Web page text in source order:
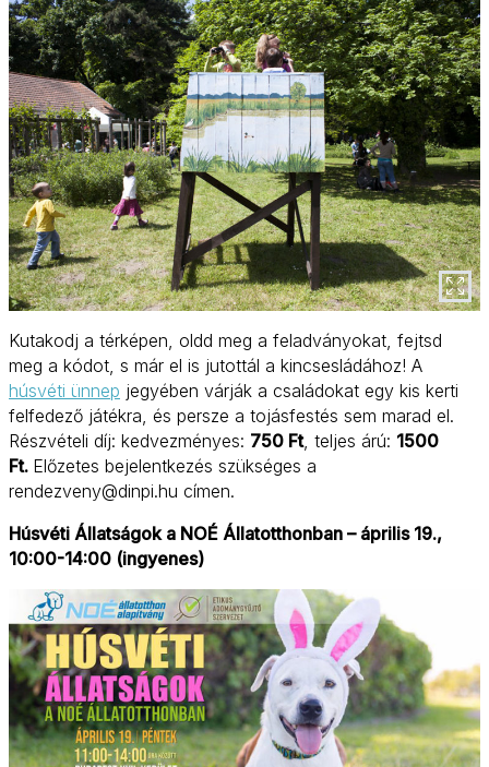
Kutakodj a térképen, oldd meg a feladványokat, fejtsd
meg a kódot, s már el is jutottál a kincsesládához! A
húsvéti ünnep jegyében várják a családokat egy kis kerti
felfedező játékra, és persze a tojásfestés sem marad el.
Részvételi díj: kedvezményes: 750 Ft, teljes árú: 1500
Ft. Előzetes bejelentkezés szükséges a
rendezveny@dinpi.hu címen.
Húsvéti Állatságok a NOÉ Állatotthonban – április 19.,
10:00-14:00 (ingyenes)